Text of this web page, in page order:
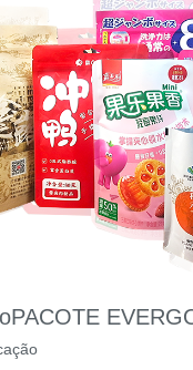
PACOTE